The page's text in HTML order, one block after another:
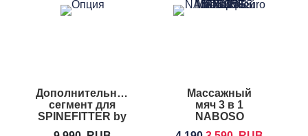
Дополнительный
сегмент для
SPINEFITTER by
Массажный
мяч 3 в 1
NABOSO